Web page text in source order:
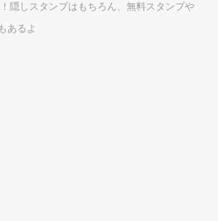
隠しスタンプはもちろん、無料スタンプや
あるよ